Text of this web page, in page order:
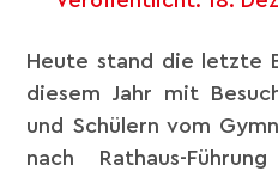
Heute stand die letzte
diesem Jahr mit
und Schülern vom
nach Rathaus-